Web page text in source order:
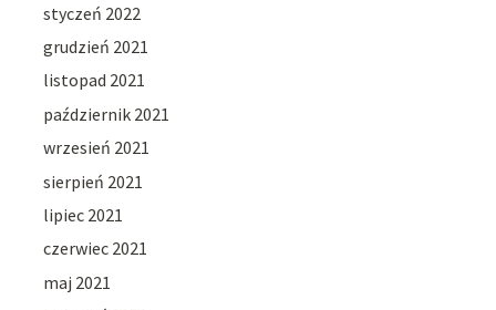
styczeń 2022
grudzień 2021
listopad 2021
październik 2021
wrzesień 2021
sierpień 2021
lipiec 2021
czerwiec 2021
maj 2021